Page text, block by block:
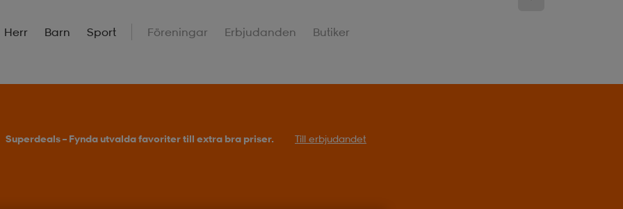
Herr Barn Sport Föreningar Erbjudanden Butiker
Köp 2 eller fler, få 25% på outdoor. Till erbjudandet